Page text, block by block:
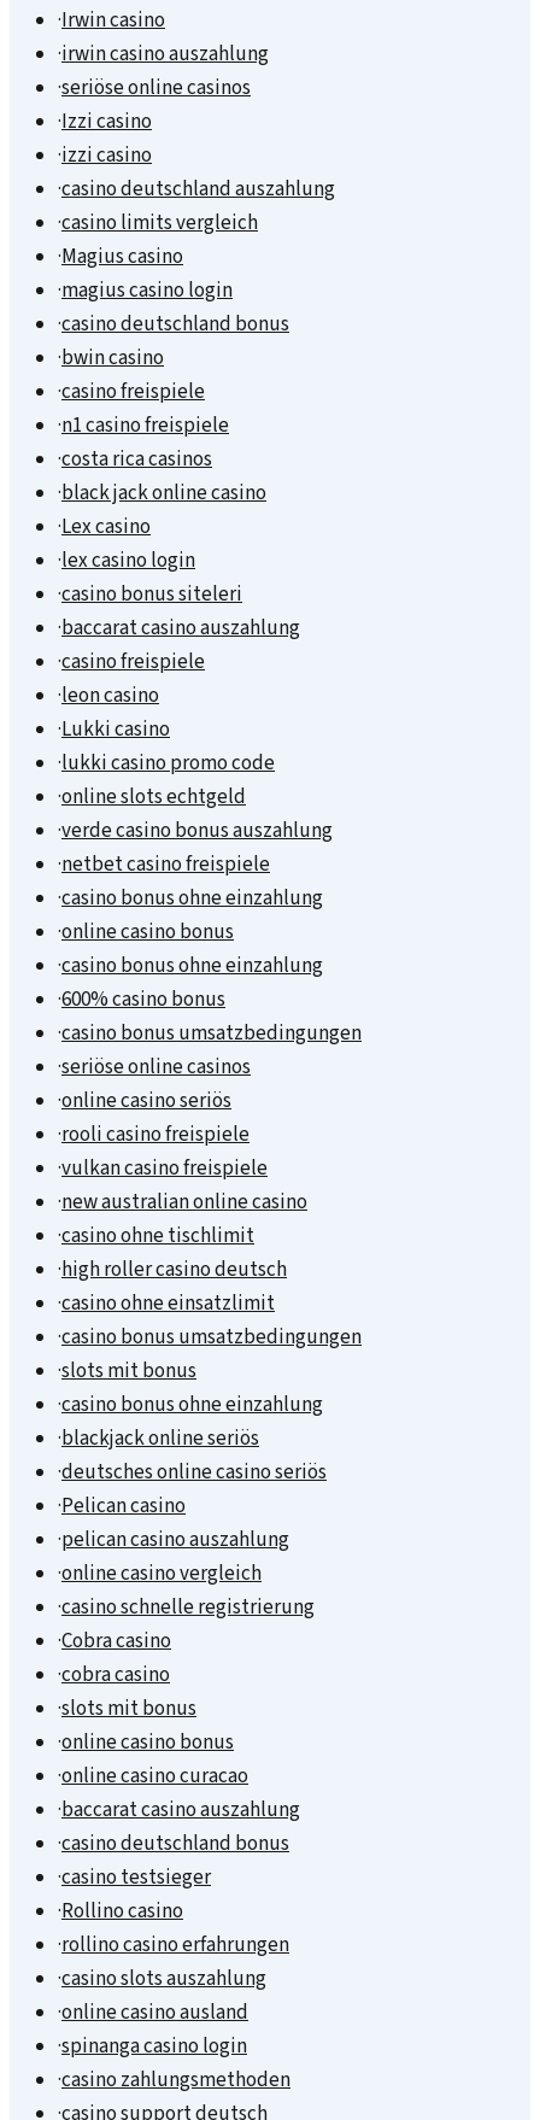
·Irwin casino
·irwin casino auszahlung
·seriöse online casinos
·Izzi casino
·izzi casino
·casino deutschland auszahlung
·casino limits vergleich
·Magius casino
·magius casino login
·casino deutschland bonus
·bwin casino
·casino freispiele
·n1 casino freispiele
·costa rica casinos
·black jack online casino
·Lex casino
·lex casino login
·casino bonus siteleri
·baccarat casino auszahlung
·casino freispiele
·leon casino
·Lukki casino
·lukki casino promo code
·online slots echtgeld
·verde casino bonus auszahlung
·netbet casino freispiele
·casino bonus ohne einzahlung
·online casino bonus
·casino bonus ohne einzahlung
·600% casino bonus
·casino bonus umsatzbedingungen
·seriöse online casinos
·online casino seriös
·rooli casino freispiele
·vulkan casino freispiele
·new australian online casino
·casino ohne tischlimit
·high roller casino deutsch
·casino ohne einsatzlimit
·casino bonus umsatzbedingungen
·slots mit bonus
·casino bonus ohne einzahlung
·blackjack online seriös
·deutsches online casino seriös
·Pelican casino
·pelican casino auszahlung
·online casino vergleich
·casino schnelle registrierung
·Cobra casino
·cobra casino
·slots mit bonus
·online casino bonus
·online casino curacao
·baccarat casino auszahlung
·casino deutschland bonus
·casino testsieger
·Rollino casino
·rollino casino erfahrungen
·casino slots auszahlung
·online casino ausland
·spinanga casino login
·casino zahlungsmethoden
·casino support deutsch